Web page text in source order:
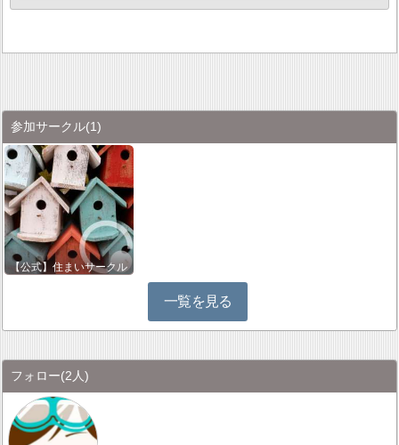
参加サークル(1)
【公式】住まいサークル
一覧を見る
フォロー(2人)